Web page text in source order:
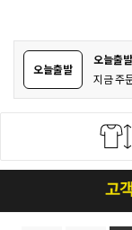
오늘출발
오늘출
지금 주